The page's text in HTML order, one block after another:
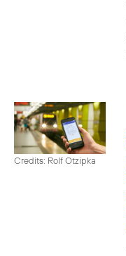
Credits: Rolf Otzipka